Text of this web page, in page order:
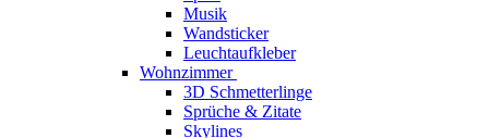
Musik
Wandsticker
Leuchtaufkleber
Wohnzimmer
3D Schmetterlinge
Sprüche & Zitate
Skylines